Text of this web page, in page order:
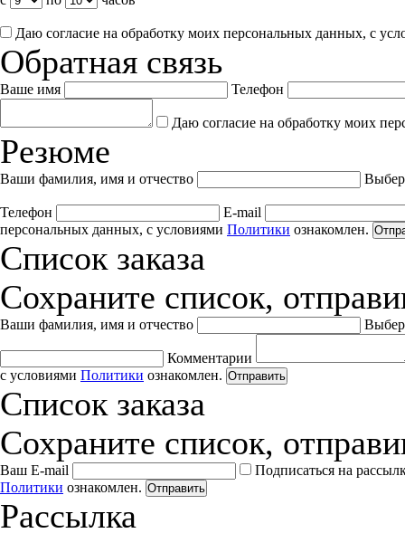
Даю согласие на обработку моих персональных данных, с
Обратная связь
Ваше имя Телефон
Даю согласие на обработку моих
Резюме
Ваши фамилия, имя и отчество
Телефон
E-mail
персональных данных, с условиями Политики ознакомлен.
Список заказа
Сохраните список,
Ваши фамилия, имя и отчество
Комментарии
с условиями Политики ознакомлен. Отправить
Список заказа
Сохраните список,
Ваш E-mail
Подписаться на
Политики ознакомлен. Отправить
Рассылка